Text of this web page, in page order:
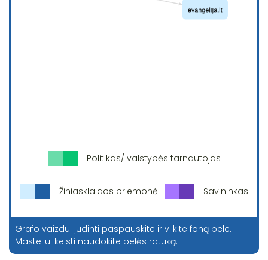
Politikas/ valstybės tarnautojas
Žiniasklaidos priemonė Savininkas
Grafo vaizdui judinti paspauskite ir vilkite foną pele.
Masteliui keisti naudokite pelės ratuką.